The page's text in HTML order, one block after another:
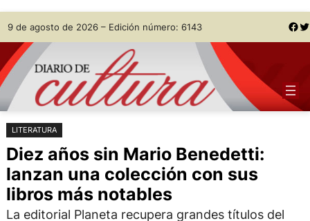
Saltar
al
contenido
Skip
to
content
9 de agosto de 2026 – Edición número: 6143 Facebook Twitter
LITERATURA
Diez años sin Mario Benedetti:
lanzan una colección con sus
libros más notables
La editorial Planeta recupera grandes títulos del